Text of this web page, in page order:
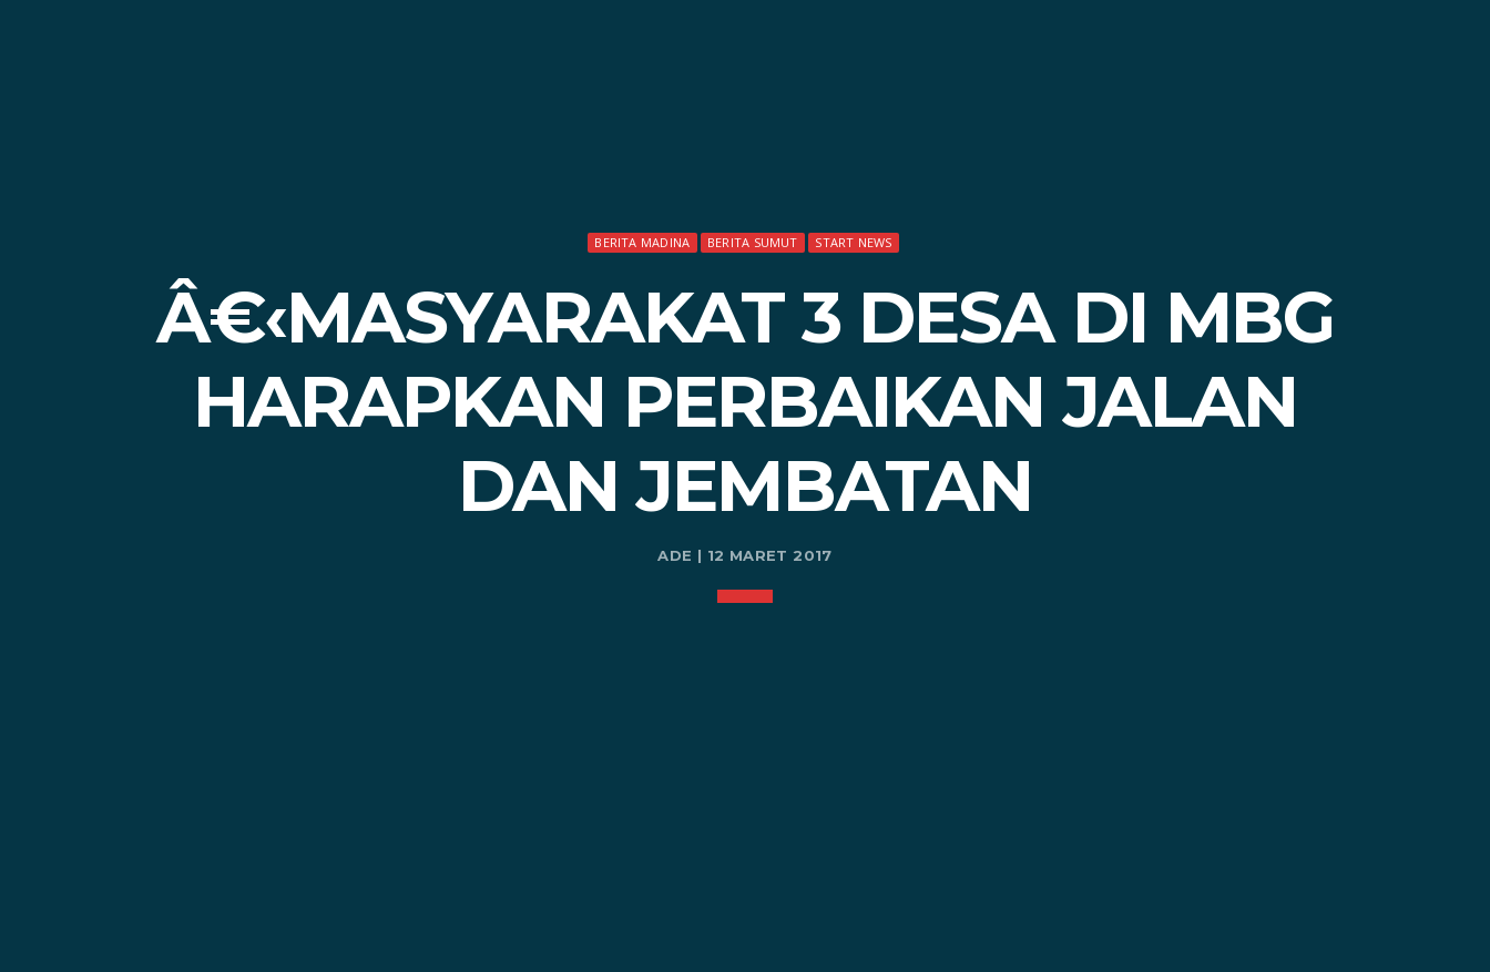
BERITA MADINA BERITA SUMUT START NEWS
Â€‹MASYARAKAT 3 DESA DI MBG
HARAPKAN PERBAIKAN JALAN
DAN JEMBATAN
ADE | 12 MARET 2017